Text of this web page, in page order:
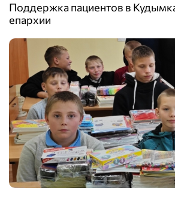
Поддержка пациентов в
епархии